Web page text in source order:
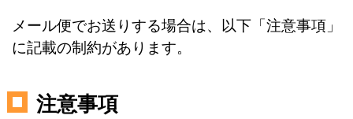
メール便でお送りする場合は、以下「注意事項」
に記載の制約があります。
注意事項